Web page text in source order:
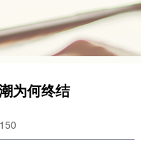
为何终结